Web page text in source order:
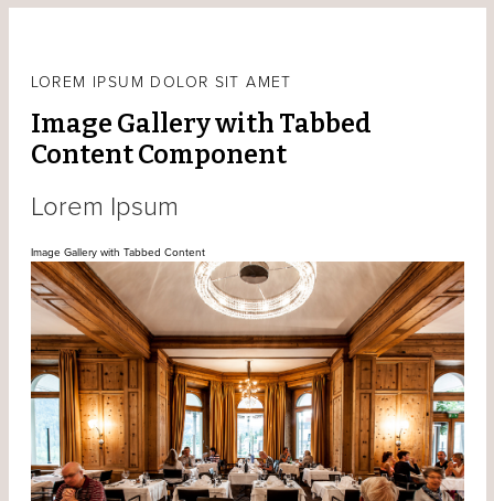
LOREM IPSUM DOLOR SIT AMET
Image Gallery with Tabbed
Content Component
Lorem Ipsum
Image Gallery with Tabbed Content